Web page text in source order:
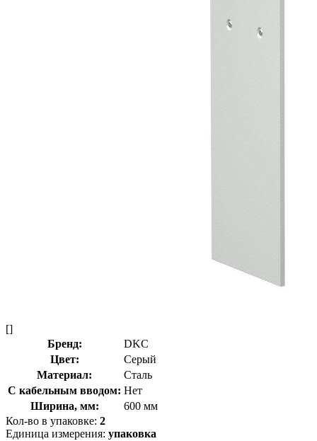
[]
Бренд:
DKC
Цвет:
Серый
Материал:
Сталь
С кабельным вводом: Нет
Ширина, мм:
600 мм
Кол-во в упаковке: 2
Единица измерения: упаковка